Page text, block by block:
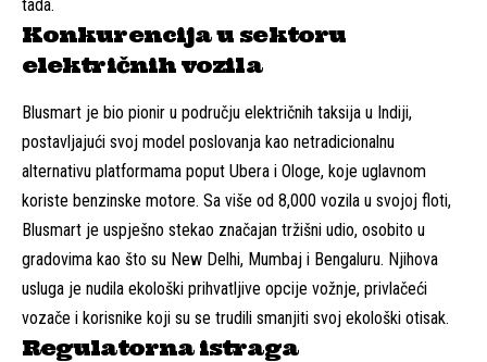
tada.
Konkurencija u sektoru
električnih vozila
Blusmart je bio pionir u području električnih taksija u Indiji,
postavljajući svoj model poslovanja kao netradicionalnu
alternativu platformama poput Ubera i Ologe, koje uglavnom
koriste benzinske motore. Sa više od 8,000 vozila u svojoj floti,
Blusmart je uspješno stekao značajan tržišni udio, osobito u
gradovima kao što su New Delhi, Mumbaj i Bengaluru. Njihova
usluga je nudila ekološki prihvatljive opcije vožnje, privlačeći
vozače i korisnike koji su se trudili smanjiti svoj ekološki otisak.
Regulatorna istraga